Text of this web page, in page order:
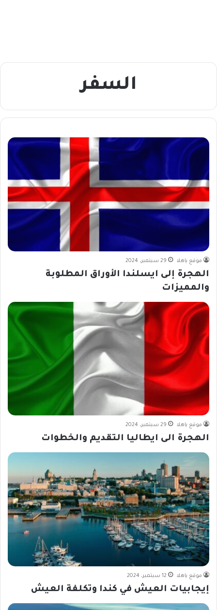
السفر
موقع ياهلا 29 سبتمبر، 2024
الهجرة إلى ايسلندا الأوراق المطلوبة
والمميزات
موقع ياهلا 29 سبتمبر، 2024
الهجرة الى ايطاليا التقديم والخطوات
موقع ياهلا 12 سبتمبر، 2024
إيجابيات العيش في كندا وتكلفة العيش